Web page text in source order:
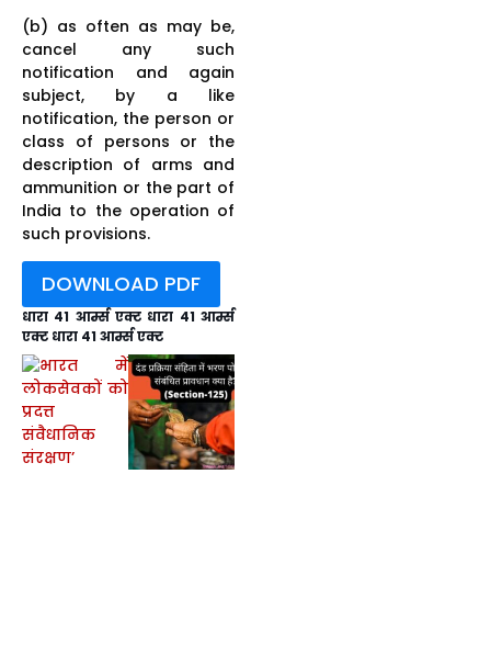
(b) as often as may be,
cancel any such
notification and again
subject, by a like
notification, the person or
class of persons or the
description of arms and
ammunition or the part of
India to the operation of
such provisions.
DOWNLOAD PDF
धारा 41 आर्म्स एक्ट धारा 41 आर्म्स
एक्ट धारा 41 आर्म्स एक्ट